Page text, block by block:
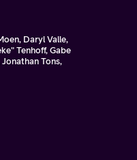
Daryl Valle,
Tenhoff, Gabe
Tons,